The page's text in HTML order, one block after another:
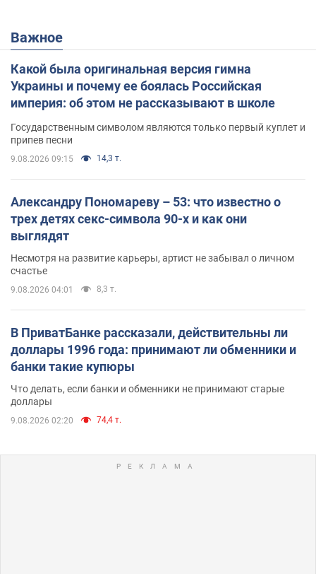
Важное
Какой была оригинальная версия гимна
Украины и почему ее боялась Российская
империя: об этом не рассказывают в школе
Государственным символом являются только первый куплет и
припев песни
9.08.2026 09:15 14,3 т.
Александру Пономареву – 53: что известно о
трех детях секс-символа 90-х и как они
выглядят
Несмотря на развитие карьеры, артист не забывал о личном
счастье
9.08.2026 04:01 8,3 т.
В ПриватБанке рассказали, действительны ли
доллары 1996 года: принимают ли обменники и
банки такие купюры
Что делать, если банки и обменники не принимают старые
доллары
9.08.2026 02:20 74,4 т.